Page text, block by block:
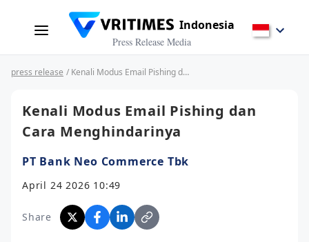
Indonesia
Press Release Media
press release / Kenali Modus Email Pishing dan Cara Menghindarinya
Kenali Modus Email Pishing dan
Cara Menghindarinya
PT Bank Neo Commerce Tbk
April 24 2026 10:49
Share